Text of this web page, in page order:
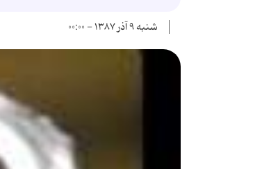
شنبه ۹ آذر ۱۳۸۷ - ۰۰:۰۰